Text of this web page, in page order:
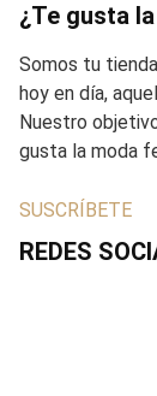
¿Te gusta
Somos tu
hoy en día,
Nuestro
gusta la moda
SUSCRÍBETE
REDES